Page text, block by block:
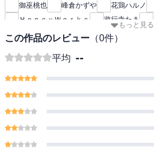
御巫桃也 峰倉かずや 花鶏ハルノ
ＨｏｎｅｙＷｏｒｋｓ
遊行寺たま
高山しのぶ
片桐いくみ
御守リツヒロ
おがきちか
如月芳規
くさなぎ俊祈 遠藤海成
綾奈ゆにこ
もっと見る
この作品のレビュー （0件）
平均 --